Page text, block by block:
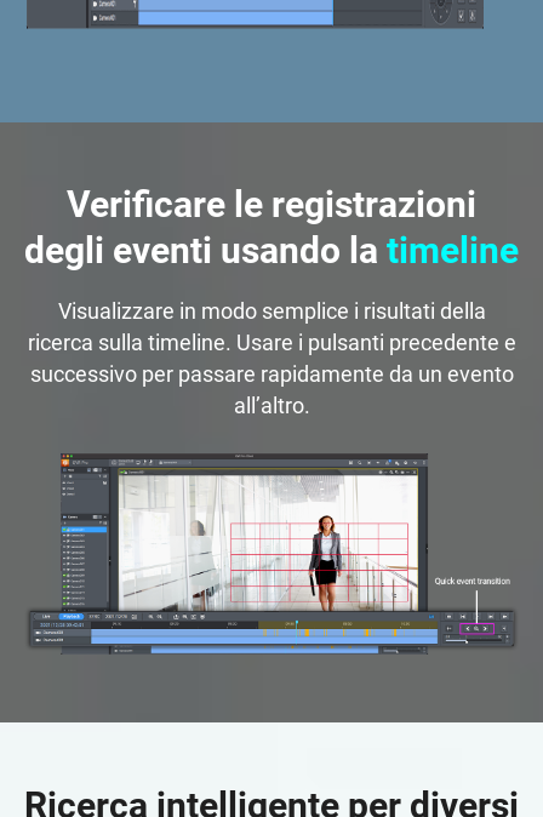
Verificare le registrazioni
degli eventi usando la timeline
Visualizzare in modo semplice i risultati della
ricerca sulla timeline. Usare i pulsanti precedente e
successivo per passare rapidamente da un evento
all’altro.
Ricerca intelligente per diversi